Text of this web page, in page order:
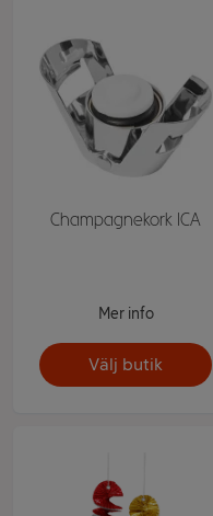
Champagnekork ICA
Mer info
Välj butik